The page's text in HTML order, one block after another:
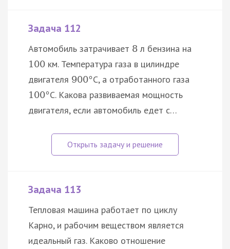
Задача 112
Автомобиль затрачивает 8 л бензина на
100 км. Температура газа в цилиндре
двигателя 900°C, а отработанного газа
100°C. Какова развиваемая мощность
двигателя, если автомобиль едет с…
Задача 113
Тепловая машина работает по циклу
Карно, и рабочим веществом является
идеальный газ. Каково отношение